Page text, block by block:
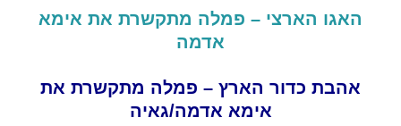
האגו הארצי – פמלה מתקשרת את אימא
אדמה
אהבת כדור הארץ – פמלה מתקשרת את
אימא אדמה/גאיה